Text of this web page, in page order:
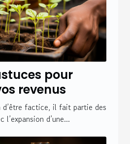
pour
revenus
d’être factice, il fait partie des
d’une...